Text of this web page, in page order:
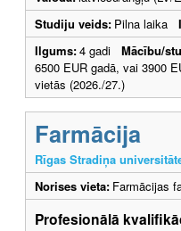
Studiju veids: Pilna laika
Ilgums:4 gadi Mācību/
6500 EUR gadā, vai 3900
vietās (2026./27.)
Farmācija
Rīgas Stradiņa
Norises vieta: Farmācijas
Profesionālā